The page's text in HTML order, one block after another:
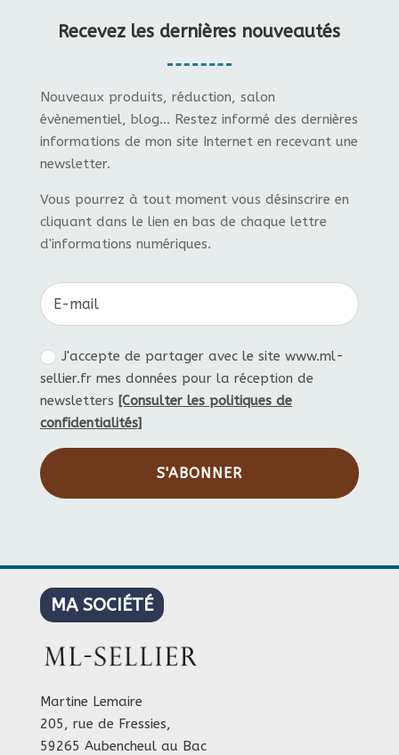
Recevez les dernières nouveautés
Nouveaux produits, réduction, salon
évènementiel, blog... Restez informé des dernières
informations de mon site Internet en recevant une
newsletter.
Vous pourrez à tout moment vous désinscrire en
cliquant dans le lien en bas de chaque lettre
d'informations numériques.
J'accepte de partager avec le site www.ml-
sellier.fr mes données pour la réception de
newsletters [Consulter les politiques de
confidentialités]
S'ABONNER
MA SOCIÉTÉ
Martine Lemaire
205, rue de Fressies,
59265 Aubencheul au Bac